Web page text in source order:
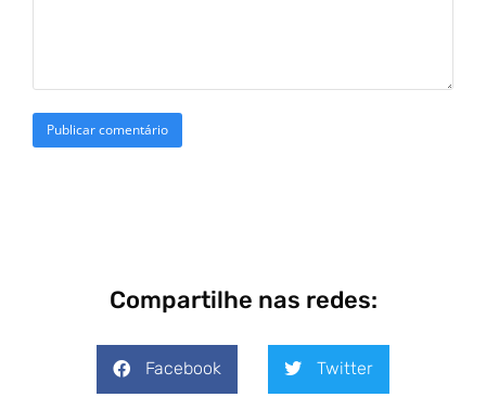
Compartilhe nas redes:
Facebook Twitter